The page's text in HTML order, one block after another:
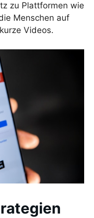
zu Plattformen wie
Menschen auf
Videos.